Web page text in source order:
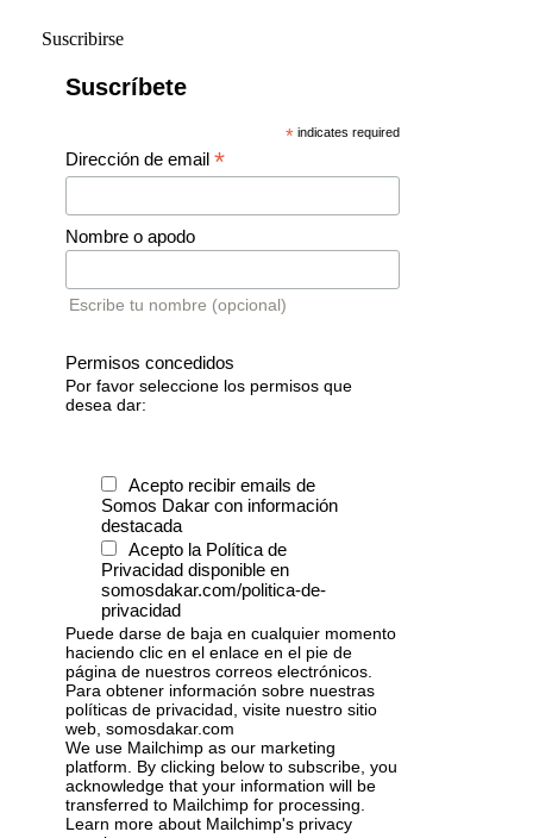
Suscribirse
Suscríbete
* indicates required
Dirección de email *
Nombre o apodo
Escribe tu nombre (opcional)
Permisos concedidos
Por favor seleccione los permisos que
desea dar:
Acepto recibir emails de
Somos Dakar con información
destacada
Acepto la Política de
Privacidad disponible en
somosdakar.com/politica-de-
privacidad
Puede darse de baja en cualquier momento
haciendo clic en el enlace en el pie de
página de nuestros correos electrónicos.
Para obtener información sobre nuestras
políticas de privacidad, visite nuestro sitio
web, somosdakar.com
We use Mailchimp as our marketing
platform. By clicking below to subscribe, you
acknowledge that your information will be
transferred to Mailchimp for processing.
Learn more about Mailchimp's privacy